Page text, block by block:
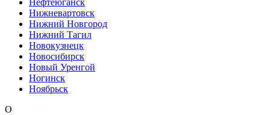
Нижневартовск
Нижний Новгород
Нижний Тагил
Новокузнецк
Новосибирск
Новый Уренгой
Ногинск
Ноябрьск
О